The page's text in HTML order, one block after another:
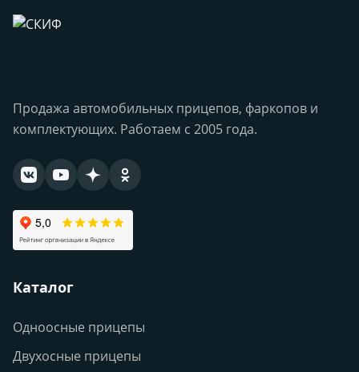
Продажа автомобильных прицепов, фаркопов и
комплектующих. Работаем с 2005 года.
Каталог
Одноосные прицепы
Двухосные прицепы